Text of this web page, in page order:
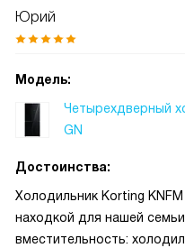
неделе он пригодился по
рождения сына, и режим
Однажды ребенок
избежать. Ноу фрост в
экономит время — больше
Компрессор работает
Сенсорная панель удобна,
креме, можно быстро
Юрий
Модель:
Четырехдверный
GN
Достоинства:
Холодильник Korting
находкой для нашей
вместительность: